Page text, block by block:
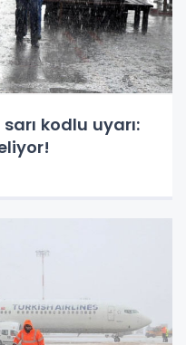
kodlu uyarı: